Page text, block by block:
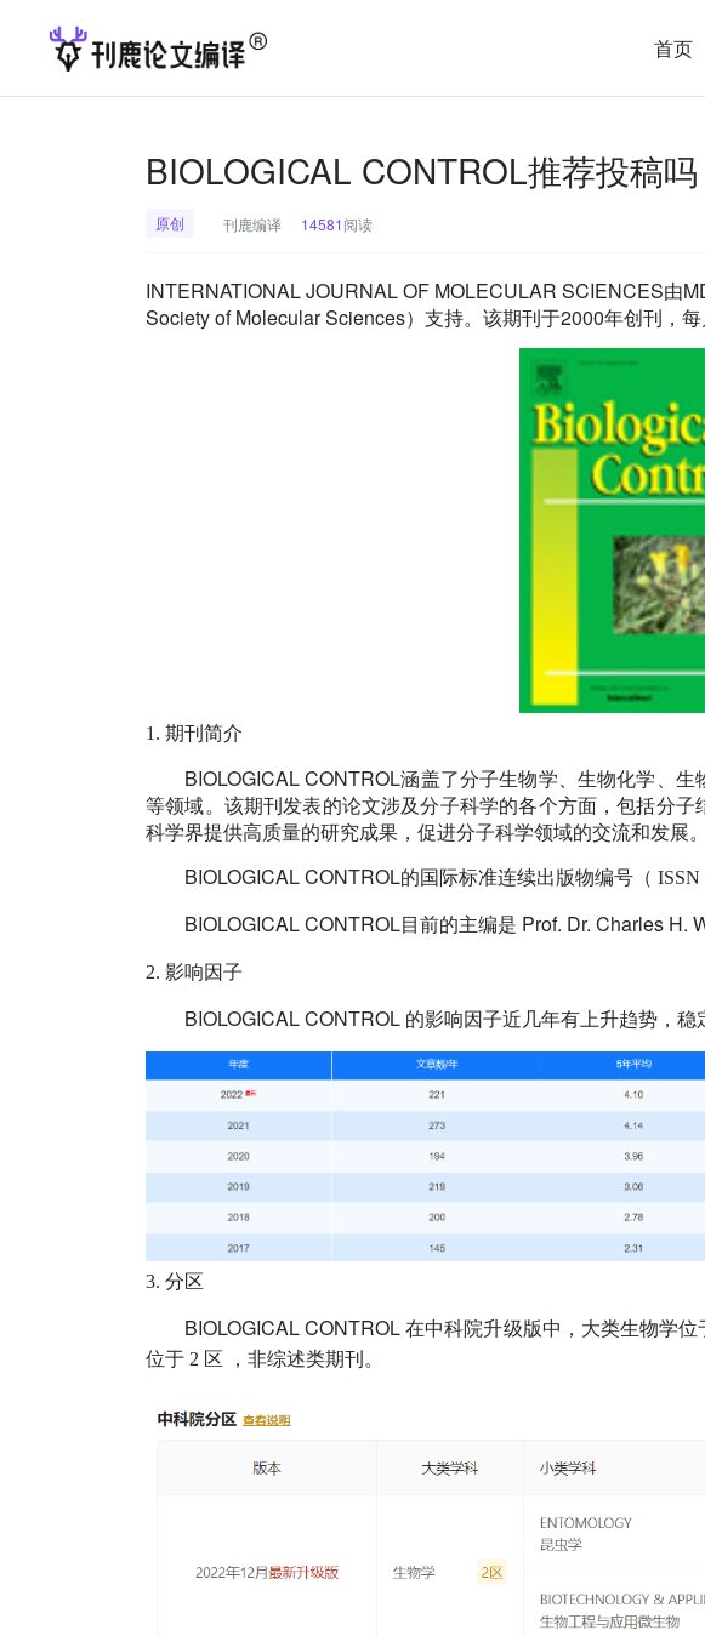
首页
BIOLOGICAL CONTROL推荐投稿吗
原创 刊鹿编译 14581阅读
INTERNATIONAL JOURNAL OF MOLECULAR SCIENCES由
Society of Molecular Sciences）支持。该期刊于2000年创刊，每
1. 期刊简介
BIOLOGICAL CONTROL涵盖了分子生物学、生物化学、
等领域。该期刊发表的论文涉及分子科学的各个方面，包括分
科学界提供高质量的研究成果，促进分子科学领域的交流和发展。
BIOLOGICAL CONTROL的国际标准连续出版物编号（ ISSN
BIOLOGICAL CONTROL目前的主编是 Prof. Dr. Charles H.
2. 影响因子
BIOLOGICAL CONTROL 的影响因子近几年有上升趋势，稳
3. 分区
BIOLOGICAL CONTROL 在中科院升级版中，大类生物学位
位于 2 区 ，非综述类期刊。